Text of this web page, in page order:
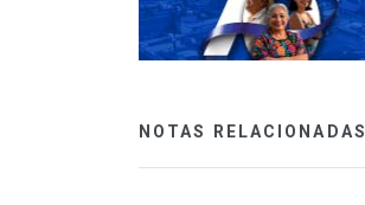
NOTAS RELACIONADAS